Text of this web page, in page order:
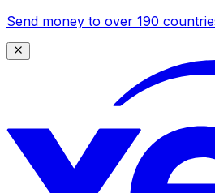
Send money to over 190